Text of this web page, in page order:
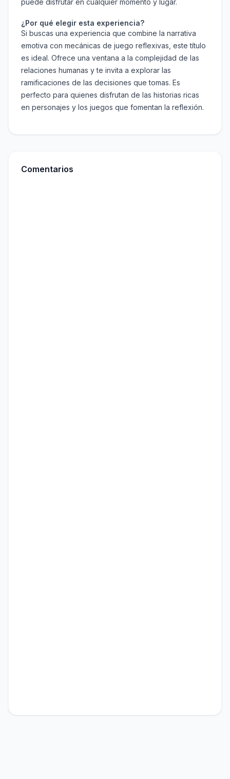
puede disfrutar en cualquier momento y lugar.
¿Por qué elegir esta experiencia?
Si buscas una experiencia que combine la narrativa
emotiva con mecánicas de juego reflexivas, este título
es ideal. Ofrece una ventana a la complejidad de las
relaciones humanas y te invita a explorar las
ramificaciones de las decisiones que tomas. Es
perfecto para quienes disfrutan de las historias ricas
en personajes y los juegos que fomentan la reflexión.
Comentarios